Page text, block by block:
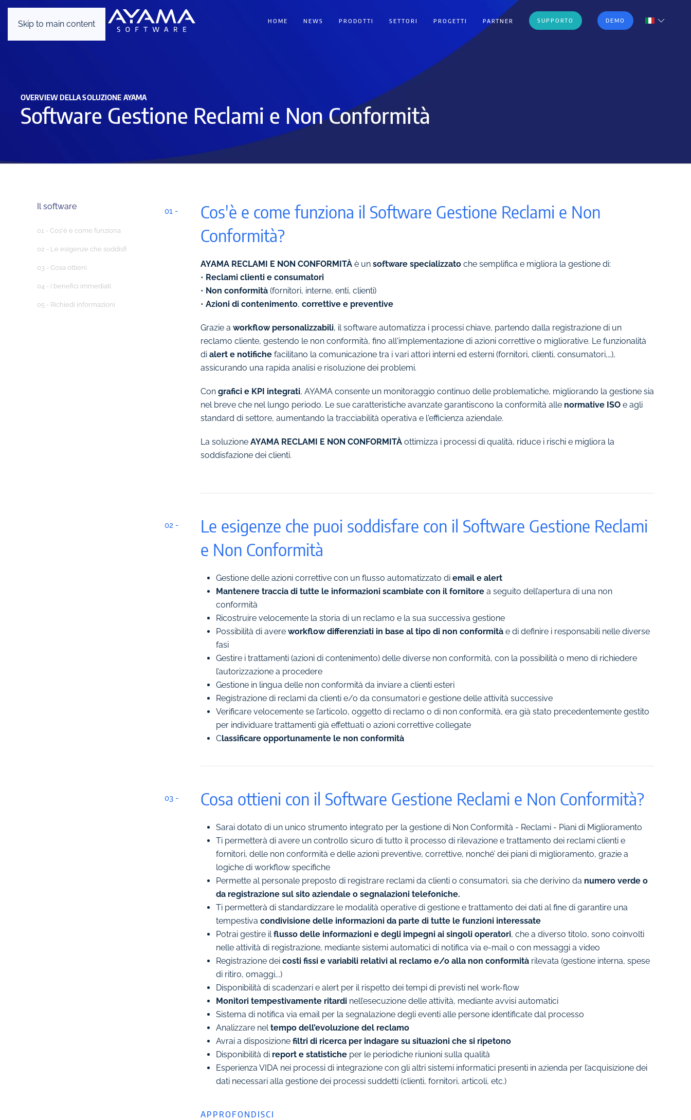
Skip to main content HOME NEWS PRODOTTI SETTORI PROGETTI PARTNER SUPPORTO DEMO
OVERVIEW DELLA SOLUZIONE AYAMA
Software Gestione Reclami e Non Conformità
Il software
01 - Cos'è e come funziona
02 - Le esigenze che soddisfi
03 - Cosa ottieni
04 - I benefici immediati
05 - Richiedi informazioni
Cos'è e come funziona il Software Gestione Reclami e Non
Conformità?
01 -
AYAMA RECLAMI E NON CONFORMITÀè un software specializzatoche semplifica e migliora la gestione di:
• Reclami clienti e consumatori
• Non conformità(fornitori, interne, enti, clienti)
• Azioni di contenimento, correttive e preventive
Grazie a workflow personalizzabili, il software automatizza i processi chiave, partendo dalla registrazione di un
reclamo cliente, gestendo le non conformità, fino all'implementazione di azioni correttive o migliorative. Le funzionalità
di alert e notifichefacilitano la comunicazione tra i vari attori interni ed esterni (fornitori, clienti, consumatori,…),
assicurando una rapida analisi e risoluzione dei problemi.
Con grafici e KPI integrati, AYAMA consente un monitoraggio continuo delle problematiche, migliorando la gestione sia
nel breve che nel lungo periodo. Le sue caratteristiche avanzate garantiscono la conformità alle normative ISOe agli
standard di settore, aumentando la tracciabilità operativa e l'efficienza aziendale.
La soluzione AYAMA RECLAMI E NON CONFORMITÀottimizza i processi di qualità, riduce i rischi e migliora la
soddisfazione dei clienti.
Le esigenze che puoi soddisfare con il Software Gestione Reclami
e Non Conformità
02 -
Gestione delle azioni correttive con un flusso automatizzato diemail e alert
Mantenere traccia di tutte le informazioni scambiate con il fornitorea seguito dell’apertura di una non
conformità
Ricostruire velocemente la storia di un reclamo e la sua successiva gestione
Possibilità di avere workflow differenziati in base al tipo di non conformitàe di definire i responsabili nelle diverse
fasi
Gestire i trattamenti (azioni di contenimento) delle diverse non conformità, con la possibilità o meno di richiedere
l’autorizzazione a procedere
Gestione in lingua delle non conformità da inviare a clienti esteri
Registrazione di reclami da clienti e/o da consumatori e gestione delle attività successive
Verificare velocemente se l’articolo, oggetto di reclamo o di non conformità, era già stato precedentemente gestito
per individuare trattamenti già effettuati o azioni correttive collegate
Classificare opportunamente le non conformità
Cosa ottieni con il Software Gestione Reclami e Non Conformità?
03 -
Sarai dotato di un unico strumento integrato per la gestione di Non Conformità - Reclami - Piani di Miglioramento
Ti permetterà di avere un controllo sicuro di tutto il processo di rilevazione e trattamento dei reclami clienti e
fornitori, delle non conformità e delle azioni preventive, correttive, nonché’ dei piani di miglioramento, grazie a
logiche di workflow specifiche
Permette al personale preposto di registrare reclami da clienti o consumatori, sia che derivino da numero verde o
da registrazione sul sito aziendale o segnalazioni telefoniche.
Ti permetterà di standardizzare le modalità operative di gestione e trattamento dei dati al fine di garantire una
tempestiva condivisione delle informazioni da parte di tutte le funzioni interessate
Potrai gestire ilflusso delle informazioni e degli impegni ai singoli operatori, che a diverso titolo, sono coinvolti
nelle attività di registrazione, mediante sistemi automatici di notifica via e-mail o con messaggi a video
Registrazione dei costi fissi e variabili relativi al reclamo e/o alla non conformitàrilevata (gestione interna, spese
di ritiro, omaggi,..)
Disponibilità di scadenzari e alert per il rispetto dei tempi di previsti nel work-flow
Monitori tempestivamente ritardinell’esecuzione delle attività, mediante avvisi automatici
Sistema di notifica via email per la segnalazione degli eventi alle persone identificate dal processo
Analizzare neltempo dell’evoluzione del reclamo
Avrai a disposizionefiltri di ricerca per indagare su situazioni che si ripetono
Disponibilità di report e statisticheper le periodiche riunioni sulla qualità
Esperienza VIDA nei processi di integrazione con gli altri sistemi informatici presenti in azienda per l’acquisizione dei
dati necessari alla gestione dei processi suddetti (clienti, fornitori, articoli, etc.)
APPROFONDISCI